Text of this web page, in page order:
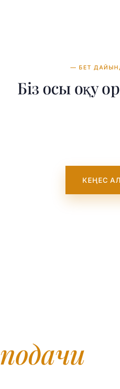
— БЕТ
Біз осы оқу
КЕҢЕС
подачи